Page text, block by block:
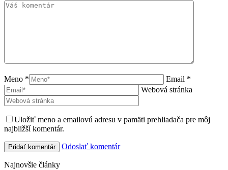
Meno *
Email *
Webová stránka
Uložiť meno a emailovú adresu v pamäti prehliadača pre môj
najbližší komentár.
Odoslať komentár
Najnovšie články